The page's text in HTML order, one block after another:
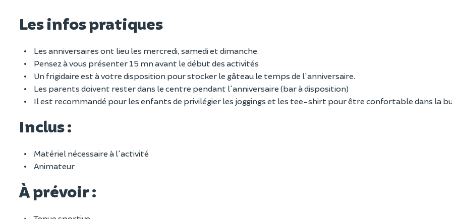
Les infos pratiques
Les anniversaires ont lieu les mercredi, samedi et dimanche.
Pensez à vous présenter 15 mn avant le début des activités
Un frigidaire est à votre disposition pour stocker le gâteau le temps de l'anniversaire.
Les parents doivent rester dans le centre pendant l'anniversaire (bar à disposition)
Il est recommandé pour les enfants de privilégier les joggings et les tee-shirt pour être confortable dans la
Inclus :
Matériel nécessaire à l'activité
Animateur
À prévoir :